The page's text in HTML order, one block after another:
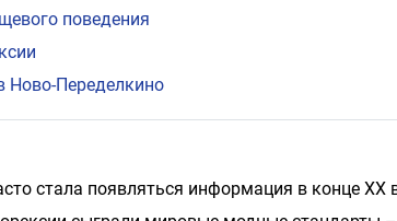
поведения
Ново-Переделкино
стала появляться информация в конце XX